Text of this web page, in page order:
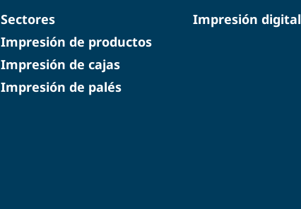
Sectores
Impresión de productos
Impresión de cajas
Impresión de palés
Impresión digital